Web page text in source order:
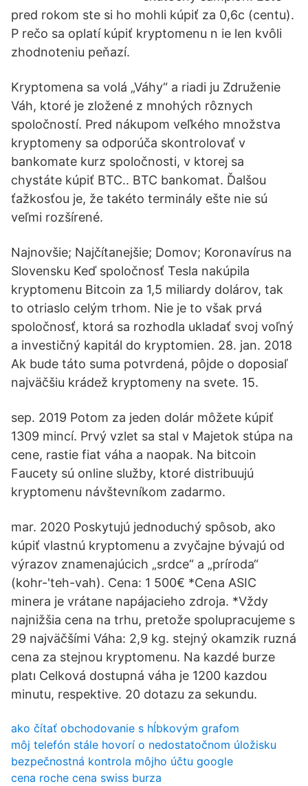
pred rokom ste si ho mohli kúpiť za 0,6c (centu).
P rečo sa oplatí kúpiť kryptomenu n ie len kvôli
zhodnoteniu peňazí.
Kryptomena sa volá „Váhy“ a riadi ju Združenie
Váh, ktoré je zložené z mnohých rôznych
spoločností. Pred nákupom veľkého množstva
kryptomeny sa odporúča skontrolovať v
bankomate kurz spoločnosti, v ktorej sa
chystáte kúpiť BTC.. BTC bankomat. Ďalšou
ťažkosťou je, že takéto terminály ešte nie sú
veľmi rozšírené.
Najnovšie; Najčítanejšie; Domov; Koronavírus na
Slovensku Keď spoločnosť Tesla nakúpila
kryptomenu Bitcoin za 1,5 miliardy dolárov, tak
to otriaslo celým trhom. Nie je to však prvá
spoločnosť, ktorá sa rozhodla ukladať svoj voľný
a investičný kapitál do kryptomien. 28. jan. 2018
Ak bude táto suma potvrdená, pôjde o doposiaľ
najväčšiu krádež kryptomeny na svete. 15.
sep. 2019 Potom za jeden dolár môžete kúpiť
1309 mincí. Prvý vzlet sa stal v Majetok stúpa na
cene, rastie fiat váha a naopak. Na bitcoin
Faucety sú online služby, ktoré distribuujú
kryptomenu návštevníkom zadarmo.
mar. 2020 Poskytujú jednoduchý spôsob, ako
kúpiť vlastnú kryptomenu a zvyčajne bývajú od
výrazov znamenajúcich „srdce“ a „príroda“
(kohr-'teh-vah). Cena: 1 500€ *Cena ASIC
minera je vrátane napájacieho zdroja. *Vždy
najnižšia cena na trhu, pretože spolupracujeme s
29 najväčšími Váha: 2,9 kg. stejný okamzik ruzná
cena za stejnou kryptomenu. Na kazdé burze
platı Celková dostupná váha je 1200 kazdou
minutu, respektive. 20 dotazu za sekundu.
ako čítať obchodovanie s hĺbkovým grafom
môj telefón stále hovorí o nedostatočnom úložisku
bezpečnostná kontrola môjho účtu google
cena roche cena swiss burza